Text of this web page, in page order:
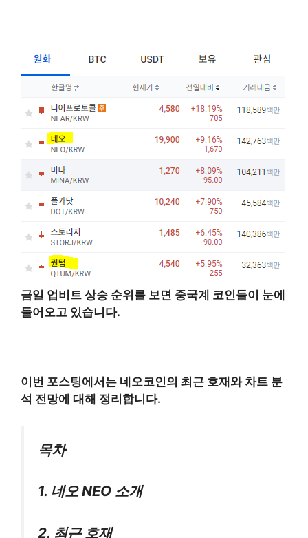
금일 업비트 상승 순위를 보면 중국계 코인들이 눈에
들어오고 있습니다.
이번 포스팅에서는 네오코인의 최근 호재와 차트 분
석 전망에 대해 정리합니다.
목차
1. 네오 NEO 소개
2. 최근 호재